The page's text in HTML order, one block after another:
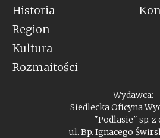
Historia
Region
Kultura
Rozmaitości
Wydawca:
Siedlecka Oficyna
"Podlasie" sp. z
ul. Bp. Ignacego